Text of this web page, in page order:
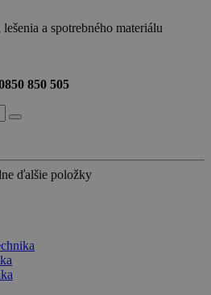
a spotrebného materiálu
850 505
ďalšie položky